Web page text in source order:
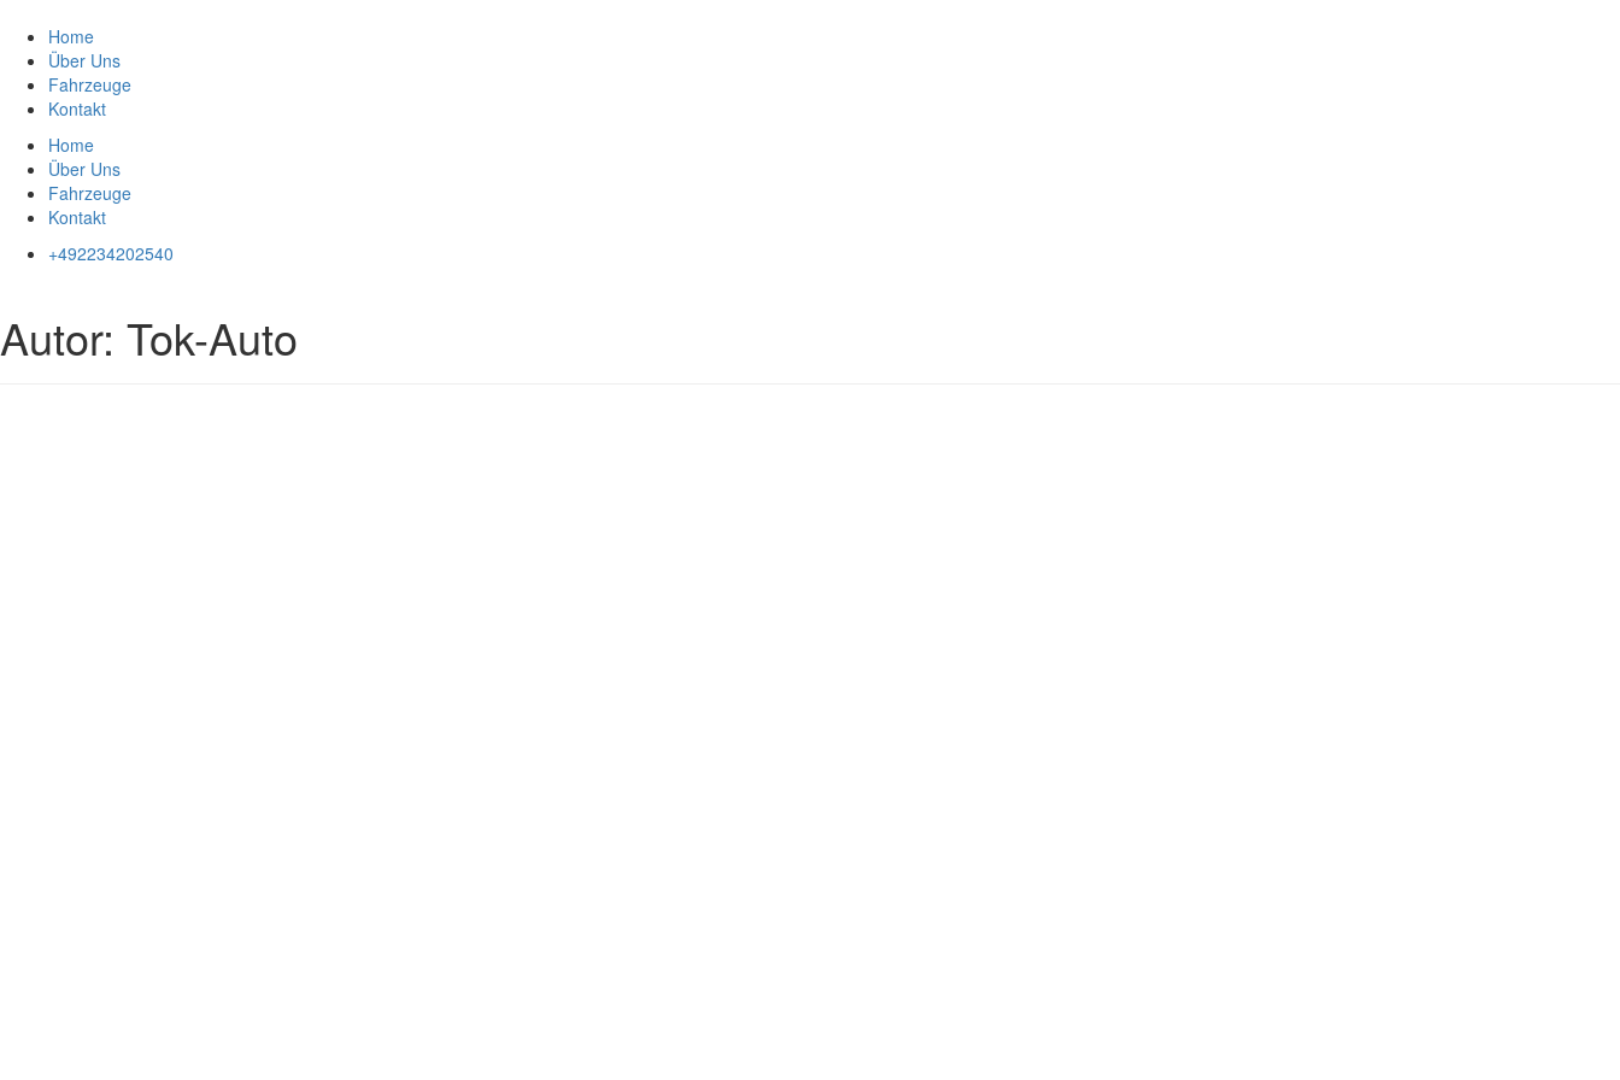
Inhalt
springen
Home
Über Uns
Fahrzeuge
Kontakt
Home
Über Uns
Fahrzeuge
Kontakt
+492234202540
Autor: Tok-Auto